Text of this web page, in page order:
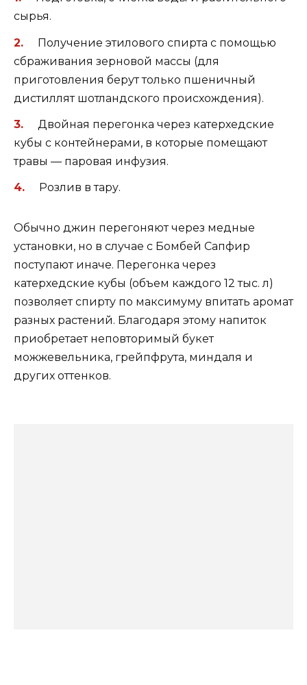
сырья.
Получение этилового спирта с помощью
сбраживания зерновой массы (для
приготовления берут только пшеничный
дистиллят шотландского происхождения).
Двойная перегонка через катерхедские
кубы с контейнерами, в которые помещают
травы — паровая инфузия.
Розлив в тару.
Обычно джин перегоняют через медные
установки, но в случае с Бомбей Сапфир
поступают иначе. Перегонка через
катерхедские кубы (объем каждого 12 тыс. л)
позволяет спирту по максимуму впитать аромат
разных растений. Благодаря этому напиток
приобретает неповторимый букет
можжевельника, грейпфрута, миндаля и
других оттенков.